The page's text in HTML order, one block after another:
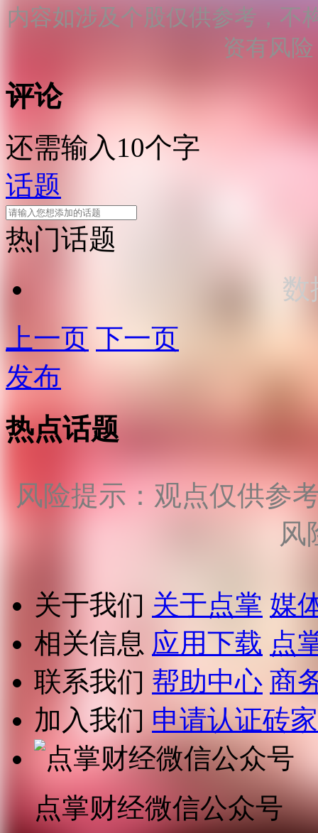
内容如涉及个股仅供参考，不
资有风
评论
还需输入10个字
话题
热门话题
数
上一页 下一页
发布
热点话题
风险提示：观点仅供参
风
关于我们 关于点掌 媒
相关信息 应用下载 点
联系我们 帮助中心 商
加入我们 申请认证砖家
点掌财经微信公众号